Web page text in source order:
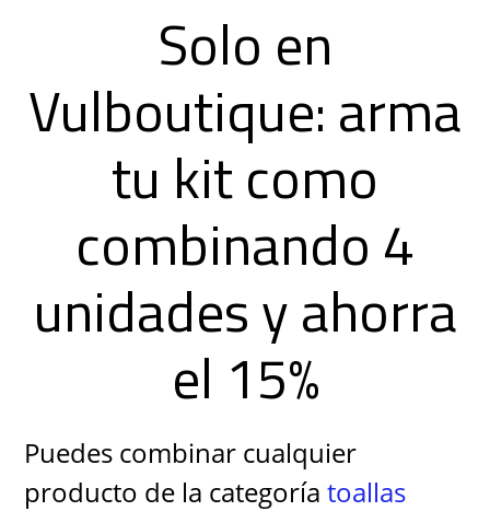
Solo en
Vulboutique: arma
tu kit como
combinando 4
unidades y ahorra
el 15%
Puedes combinar cualquier
producto de la categoríatoallas